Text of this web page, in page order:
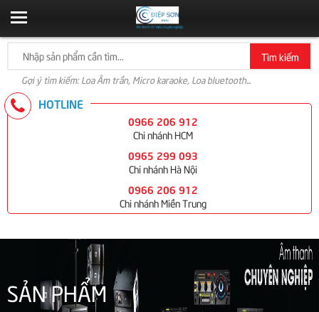
Tìm kiếm
Gợi ý tìm kiếm: Loa Âm trần, Micro karaoke, Loa bluetooth...
HOTLINE
0966 206 912
Chi nhánh HCM
0965 299 093
Chi nhánh Hà Nội
0966 206 912
Chi nhánh Miền Trung
SẢN PHẨM